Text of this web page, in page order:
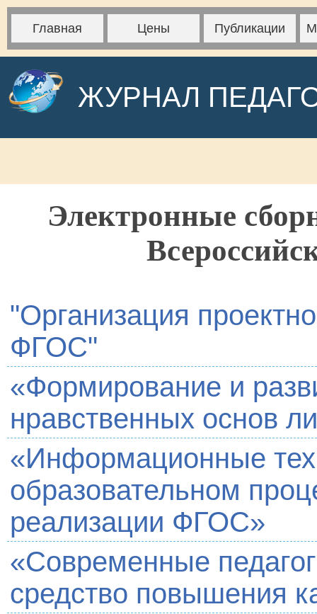
Главная Цены Публикации
ЖУРНАЛ
Электронные
"Организация
ФГОС"
«Формирование и
нравственных основ
«Информационные
образовательном
реализации ФГОС»
«Современные
средство повышения